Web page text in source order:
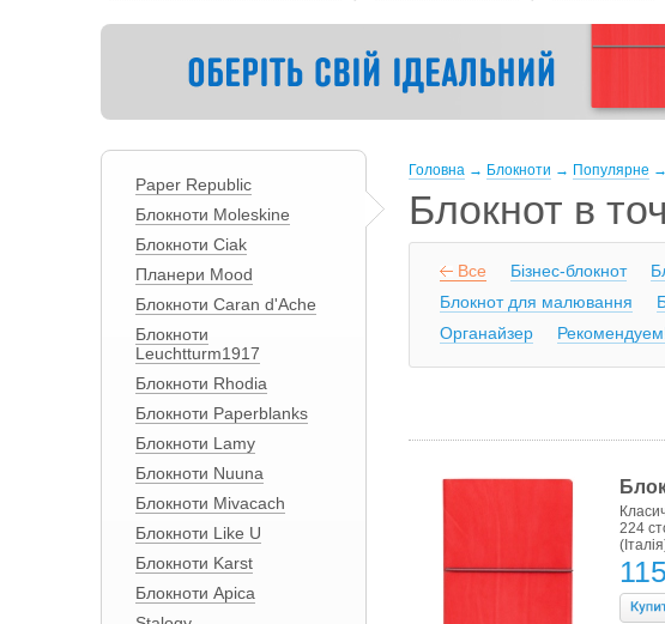
Paper Republic
Блокноти Moleskine
Блокноти Ciak
Планери Mood
Блокноти Caran d'Ache
Блокноти
Leuchtturm1917
Блокноти Rhodia
Блокноти Paperblanks
Блокноти Lamy
Блокноти Nuuna
Блокноти Mivacach
Блокноти Like U
Блокноти Karst
Блокноти Apica
Головна → Блокноти → Популярне →
Блокнот в
Все Бізнес-блокнот
Блокнот для малювання
Органайзер
224